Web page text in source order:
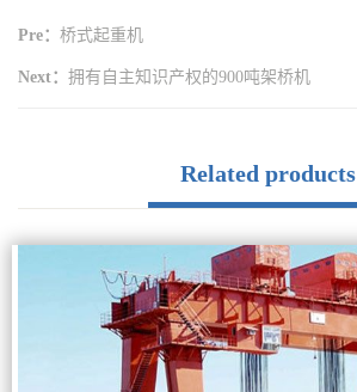
Pre： 桥式起重机
Next： 拥有自主知识产权的900吨架桥机
Related products